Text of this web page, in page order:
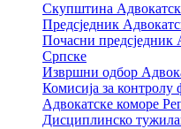
Скупштина
Предсједник
Почасни предсједник
Српске
Извршни одбор
Комисија за контролу
Адвокатске коморе
Дисциплинско